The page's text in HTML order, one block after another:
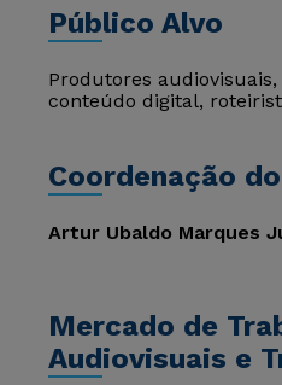
Público Alvo
Produtores
conteúdo digital,
Coordenação
Artur Ubaldo Marques
Mercado de
Audiovisuais e